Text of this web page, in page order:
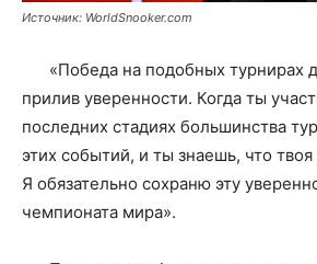
Источник: WorldSnooker.com
«Победа на подобных турнирах
прилив уверенности. Когда ты
последних стадиях большинства
этих событий, и ты знаешь, что
Я обязательно сохраню эту
чемпионата мира».